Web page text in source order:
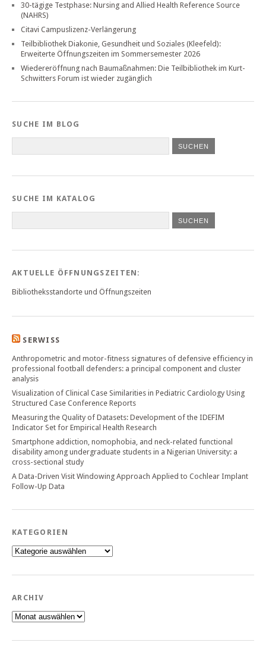
30-tägige Testphase: Nursing and Allied Health Reference Source
(NAHRS)
Citavi Campuslizenz-Verlängerung
Teilbibliothek Diakonie, Gesundheit und Soziales (Kleefeld):
Erweiterte Öffnungszeiten im Sommersemester 2026
Wiedereröffnung nach Baumaßnahmen: Die Teilbibliothek im Kurt-
Schwitters Forum ist wieder zugänglich
SUCHE IM BLOG
SUCHE IM KATALOG
SUCHEN
AKTUELLE ÖFFNUNGSZEITEN:
Bibliotheksstandorte und Öffnungszeiten
SERWISS
Anthropometric and motor-fitness signatures of defensive efficiency in
professional football defenders: a principal component and cluster
analysis
Visualization of Clinical Case Similarities in Pediatric Cardiology Using
Structured Case Conference Reports
Measuring the Quality of Datasets: Development of the IDEFIM
Indicator Set for Empirical Health Research
Smartphone addiction, nomophobia, and neck-related functional
disability among undergraduate students in a Nigerian University: a
cross-sectional study
A Data-Driven Visit Windowing Approach Applied to Cochlear Implant
Follow-Up Data
KATEGORIEN
Kategorien
ARCHIV
Archiv